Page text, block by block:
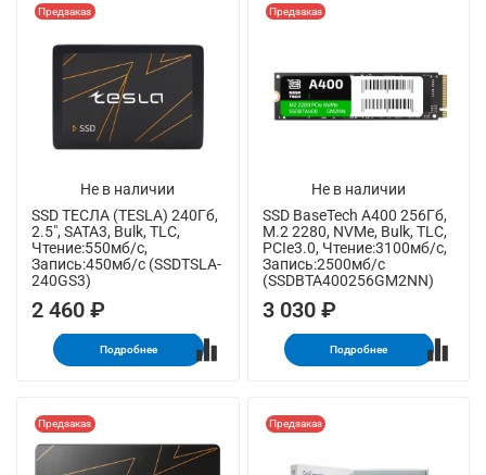
Не в наличии
Предзаказ
SSD ТЕСЛА (TESLA) 240Гб,
2.5", SATA3, Bulk, TLC,
Чтение:550мб/с,
Запись:450мб/с (SSDTSLA-
240GS3)
2 460 ₽
Подробнее
Не в наличии
Предзаказ
SSD BaseTech A400 256Гб,
M.2 2280, NVMe, Bulk, TLC,
PCIe3.0, Чтение:3100мб/с,
Запись:2500мб/с
(SSDBTA400256GM2NN)
3 030 ₽
Подробнее
Предзаказ Предзаказ